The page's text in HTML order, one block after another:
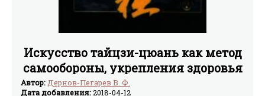
Искусство тайцзи-цюань как метод
самообороны, укрепления здоровья
и продления жизни
Автор: Дернов-Пегарев В. Ф.
Дата добавления:2018-04-12